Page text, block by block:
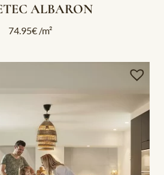
ALBARON
74.95€/m²